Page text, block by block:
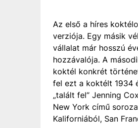
Az első a híres
verziója. Egy másik
vállalat már hosszú
hozzávalója. A
koktél konkrét
fel ezt a koktélt 1934
„talált fel” Jenning
New York című
Kaliforniából, San